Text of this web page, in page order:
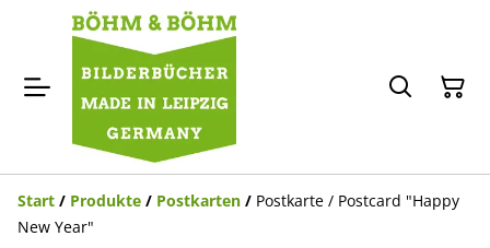
Start / Produkte / Postkarten / Postkarte / Postcard "Happy
New Year"